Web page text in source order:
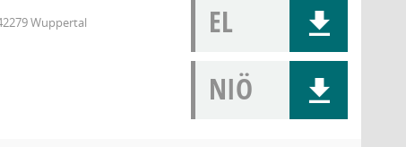
Wuppertal
EL
NIÖ